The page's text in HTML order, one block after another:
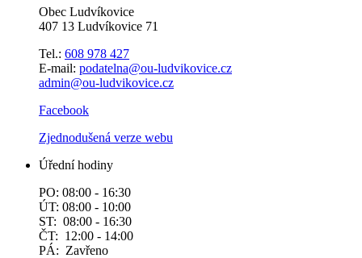
Obec Ludvíkovice
407 13 Ludvíkovice 71
Tel.: 608 978 427
E-mail: podatelna@ou-ludvikovice.cz
admin@ou-ludvikovice.cz
Facebook
Zjednodušená verze webu
Úřední hodiny
PO: 08:00 - 16:30
ÚT: 08:00 - 10:00
ST: 08:00 - 16:30
ČT: 12:00 - 14:00
PÁ: Zavřeno